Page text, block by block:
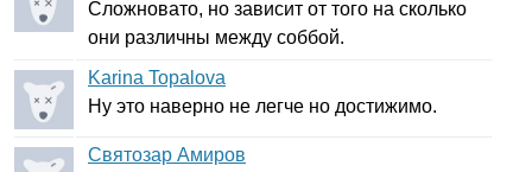
Сложновато, но зависит от того на сколько
они различны между соббой.
Karina Topalova
Ну это наверно не легче но достижимо.
Святозар Амиров